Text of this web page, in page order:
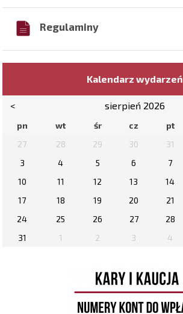
Regulaminy
Kalendarz wydarzeń
< sierpień 2026
pn wt śr cz pt
27
28 29 30 31
3
4 5 6 7
10
11 12 13 14
17
18 19 20 21
24
25 26 27 28
31
1 2 3 4